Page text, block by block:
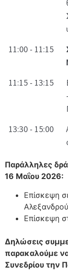
11:00 - 11:15
11:15 - 13:15
13:30 - 15:00
Παράλληλες
16 Μαΐου 2026:
Επίσκεψη
Επίσκεψη
Δηλώσεις
παρακαλούμε
Συνεδρίου την